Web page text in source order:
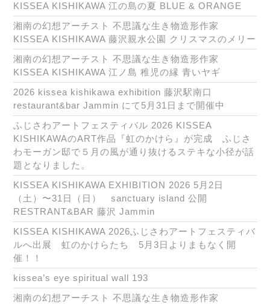
KISSEA KISHIKAWA 江の島の夏 BLUE & ORANGE
湘南の幻想アーチスト 不思議な生き物造形作家
KISSEA KISHIKAWA 藤沢親水公園 クリスマスのメリー
湘南の幻想アーチスト 不思議な生き物造形作家
KISSEA KISHIKAWA 江ノ島 稚児の縁 青いヤギ
2026 kissea kishikawa exhibition 藤沢駅南口
restaurant&bar Jammin にて5月31日まで開催中
ふじさわアートフェスティバル 2026 KISSEA
KISHIKAWAのART作品『虹のかけら』が完成 ふじさ
わモーガン邸で５月の風が通り抜けるステキな小径が話
題となりました。
KISSEA KISHIKAWA EXHIBITION 2026 5月2日
（土）〜31日（日） sanctuary island 公開
RESTRANT&BAR 藤沢 Jammin
KISSEA KISHIKAWA 2026ふじさわアートフェスティバ
ルへ出展 虹のかけらたち 5月3日よりまもなく開
催！！
kissea’s eye spiritual wall 193
湘南の幻想アーチスト 不思議な生き物造形作家